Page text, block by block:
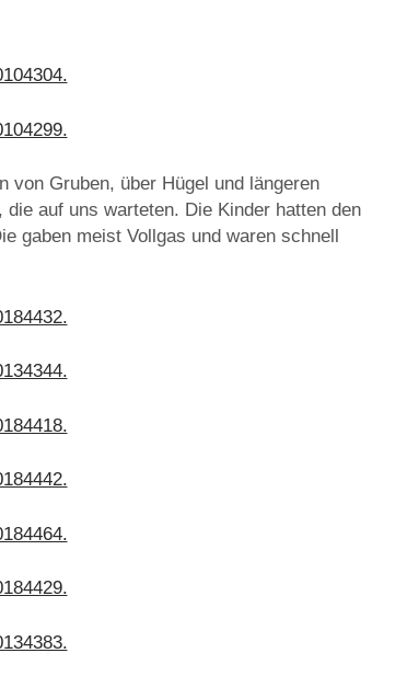
von Gruben, über Hügel und längeren
auf uns warteten. Die Kinder hatten den
gaben meist Vollgas und waren schnell